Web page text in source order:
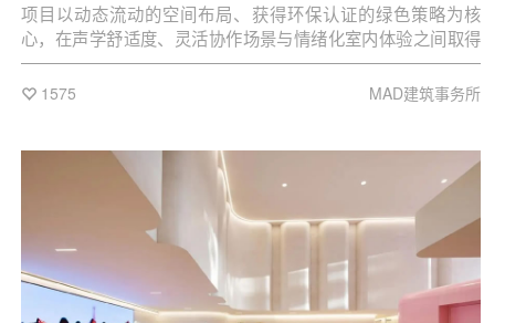
项目以动态流动的空间布局、获得环保认证的绿色策略为核
心，在声学舒适度、灵活协作场景与情绪化室内体验之间取得
平衡。
1575 MAD建筑事务所